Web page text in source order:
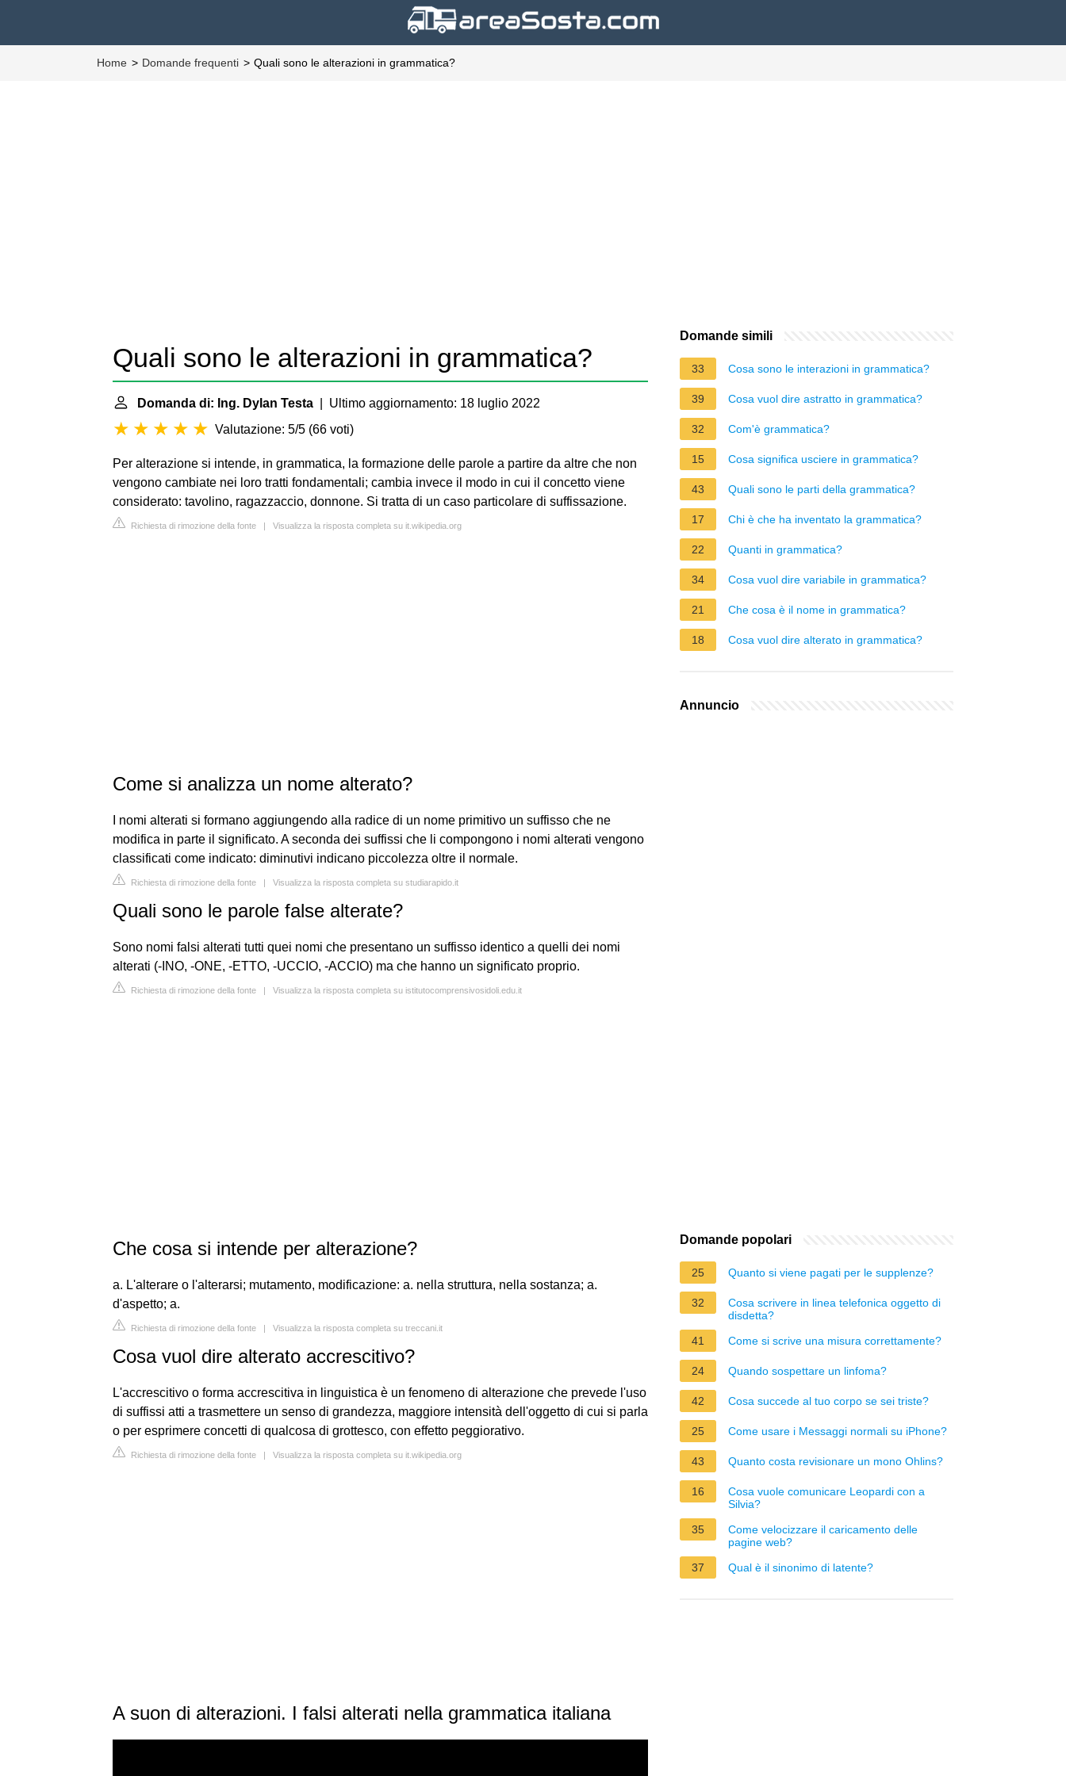
Home Domande frequenti Quali sono le alterazioni in grammatica?
Quali sono le alterazioni in grammatica?
Domanda di: Ing. Dylan Testa | Ultimo aggiornamento: 18 luglio 2022
Valutazione: 5/5 (66 voti)
Per alterazione si intende, in grammatica, la formazione delle parole a partire da altre che non
vengono cambiate nei loro tratti fondamentali; cambia invece il modo in cui il concetto viene
considerato: tavolino, ragazzaccio, donnone. Si tratta di un caso particolare di suffissazione.
Richiesta di rimozione della fonte | Visualizza la risposta completa su it.wikipedia.org
Come si analizza un nome alterato?
I nomi alterati si formano aggiungendo alla radice di un nome primitivo un suffisso che ne
modifica in parte il significato. A seconda dei suffissi che li compongono i nomi alterati vengono
classificati come indicato: diminutivi indicano piccolezza oltre il normale.
Richiesta di rimozione della fonte | Visualizza la risposta completa su studiarapido.it
Quali sono le parole false alterate?
Sono nomi falsi alterati tutti quei nomi che presentano un suffisso identico a quelli dei nomi
alterati (-INO, -ONE, -ETTO, -UCCIO, -ACCIO) ma che hanno un significato proprio.
Richiesta di rimozione della fonte | Visualizza la risposta completa su istitutocomprensivosidoli.edu.it
Che cosa si intende per alterazione?
a. L'alterare o l'alterarsi; mutamento, modificazione: a. nella struttura, nella sostanza; a.
d'aspetto; a.
Richiesta di rimozione della fonte | Visualizza la risposta completa su treccani.it
Cosa vuol dire alterato accrescitivo?
L'accrescitivo o forma accrescitiva in linguistica è un fenomeno di alterazione che prevede l'uso
di suffissi atti a trasmettere un senso di grandezza, maggiore intensità dell'oggetto di cui si parla
o per esprimere concetti di qualcosa di grottesco, con effetto peggiorativo.
Richiesta di rimozione della fonte | Visualizza la risposta completa su it.wikipedia.org
A suon di alterazioni. I falsi alterati nella grammatica italiana
Domande simili
33 Cosa sono le interazioni in grammatica?
39 Cosa vuol dire astratto in grammatica?
32 Com'è grammatica?
15 Cosa significa usciere in grammatica?
43 Quali sono le parti della grammatica?
17 Chi è che ha inventato la grammatica?
22 Quanti in grammatica?
34 Cosa vuol dire variabile in grammatica?
21 Che cosa è il nome in grammatica?
18 Cosa vuol dire alterato in grammatica?
Annuncio
Domande popolari
25 Quanto si viene pagati per le supplenze?
32
Cosa scrivere in linea telefonica oggetto di
disdetta?
41
Come si scrive una misura correttamente?
24 Quando sospettare un linfoma?
42 Cosa succede al tuo corpo se sei triste?
25 Come usare i Messaggi normali su iPhone?
43 Quanto costa revisionare un mono Ohlins?
16
Cosa vuole comunicare Leopardi con a
Silvia?
35
Come velocizzare il caricamento delle
pagine web?
37
Qual è il sinonimo di latente?